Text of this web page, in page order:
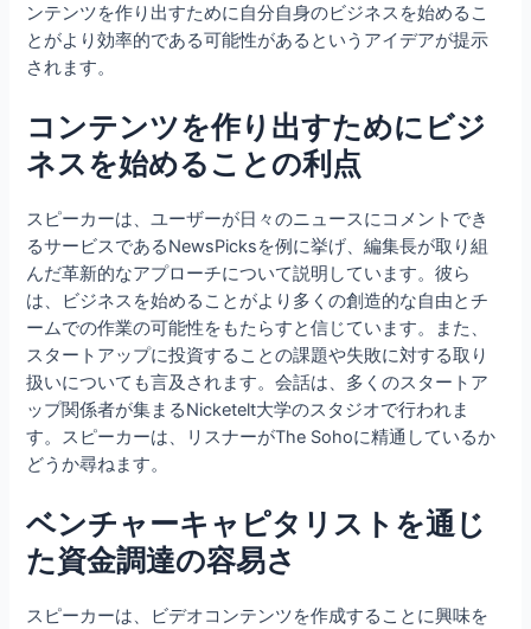
ンテンツを作り出すために自分自身のビジネスを始めるこ
とがより効率的である可能性があるというアイデアが提示
されます。
コンテンツを作り出すためにビジ
ネスを始めることの利点
スピーカーは、ユーザーが日々のニュースにコメントでき
るサービスであるNewsPicksを例に挙げ、編集長が取り組
んだ革新的なアプローチについて説明しています。彼ら
は、ビジネスを始めることがより多くの創造的な自由とチ
ームでの作業の可能性をもたらすと信じています。また、
スタートアップに投資することの課題や失敗に対する取り
扱いについても言及されます。会話は、多くのスタートア
ップ関係者が集まるNicketelt大学のスタジオで行われま
す。スピーカーは、リスナーがThe Sohoに精通しているか
どうか尋ねます。
ベンチャーキャピタリストを通じ
た資金調達の容易さ
スピーカーは、ビデオコンテンツを作成することに興味を